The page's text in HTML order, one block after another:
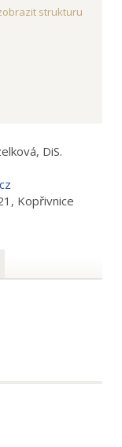
strukturu
DiS.
Kopřivnice